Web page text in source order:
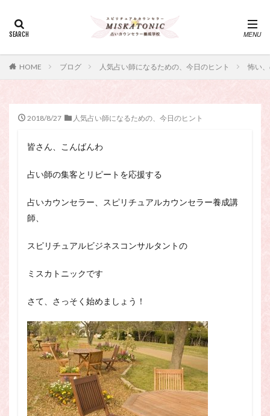
HOME ブログ 人気占い師になるための、今日のヒント 怖い
2018/8/27 人気占い師になるための、今日のヒント
皆さん、こんばんわ
占い師の集客とリピートを応援する
占いカウンセラー、スピリチュアルカウンセラー養成講
師、
スピリチュアルビジネスコンサルタントの
ミスカトニックです
さて、さっそく始めましょう！
ー、占い師、占い師になりたい、占い講座
引き寄せの法則
願いが叶うおまじない
願いが叶う祈り方
占い師になりたい
スピリチュアル・カウンセラーになりたい
スピリチュアル、スピリチュアル・カウンセラー、スピリチュ
アル・カウンセラーになりたい、スピリチュアル・カウンセリ
ング、スピリチュアル・セッション、スピリチュアル・セラピ
ー、スピリチュアルカウンセラー、スピリチュアル講座、占い
カウンセラー、占いカウンセリング、占いセラピー、占い師、
占い師になりたい、占い講座
占いカウンセリング
スピリチュアルカウンセラー